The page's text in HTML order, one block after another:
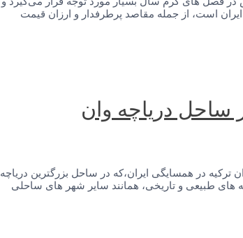
است، از جمله مقاصد پرطرفدار و ارزان قیمت
ساحل دریاچه وان
ترکیه در همسایگی ایران،که در ساحل بزرگترین دریاچه
های طبیعی و تاریخی، همانند سایر شهر های ساحلی